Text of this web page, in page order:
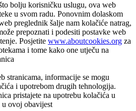
bolju korisničku uslugu, ova web
u svom radu. Ponovnim dolaskom
preglednik šalje nam kolačiće natrag,
prepoznati i podesiti postavke web
Posjetite www.aboutcookies.org za
i tome kako one utječu na
stranicama, informacije se mogu
i upotrebom drugih tehnologija.
pristajete na upotrebu kolačića u
u ovoj obavijest